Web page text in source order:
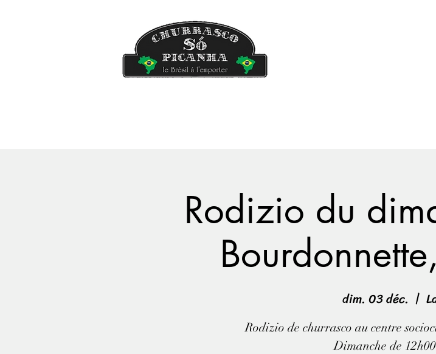
Rodizio du
dim. 03 déc.
  |
Rodizio de churrasco au centre
Dimanche de